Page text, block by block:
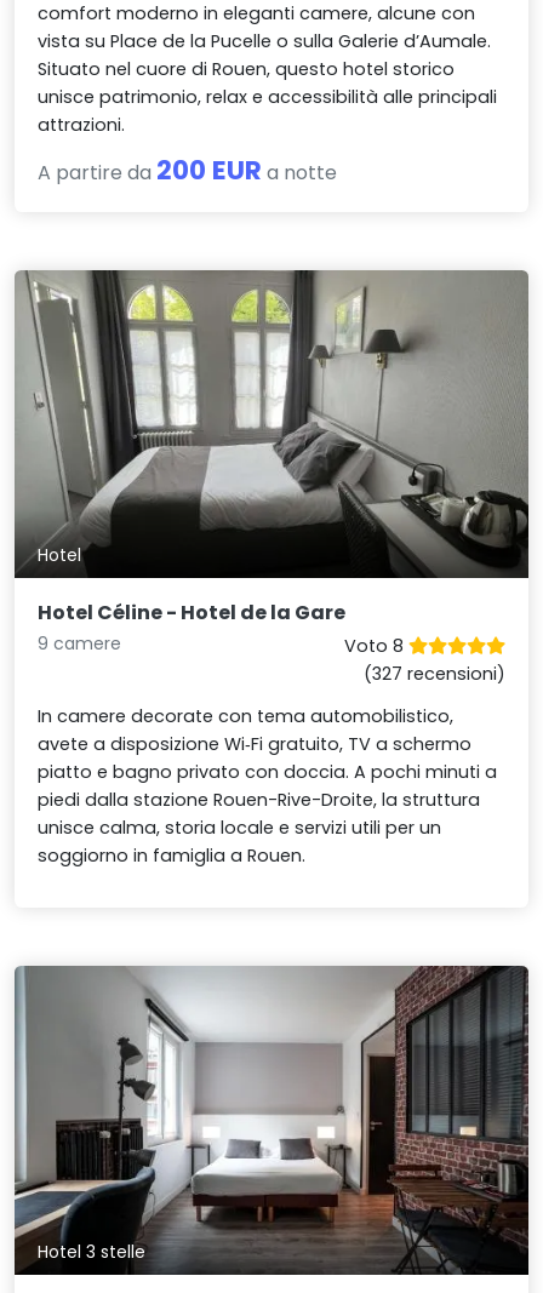
comfort moderno in eleganti camere, alcune con
vista su Place de la Pucelle o sulla Galerie d’Aumale.
Situato nel cuore di Rouen, questo hotel storico
unisce patrimonio, relax e accessibilità alle principali
attrazioni.
A partire da 200 EUR a notte
Hotel
Hotel Céline - Hotel de la Gare
9 camere
Voto 8
(327 recensioni)
In camere decorate con tema automobilistico,
avete a disposizione Wi‑Fi gratuito, TV a schermo
piatto e bagno privato con doccia. A pochi minuti a
piedi dalla stazione Rouen-Rive-Droite, la struttura
unisce calma, storia locale e servizi utili per un
soggiorno in famiglia a Rouen.
Hotel 3 stelle